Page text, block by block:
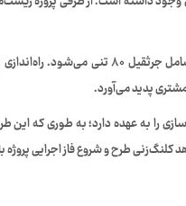
در خط تولید یک تجهیز بزرگ اختصاص یافته
پدید می‌آورد.
را به عهده دارد؛ به طوری که
کلنگ‌زنی طرح و شروع فاز اجرایی پروژه